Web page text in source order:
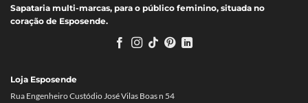
Sapataria multi-marcas, para o público feminino, situada no
coração de Esposende.
Loja Esposende
Rua Engenheiro Custódio José Vilas Boas n 54